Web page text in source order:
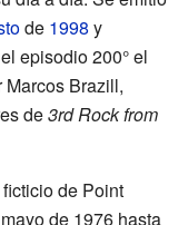
de 1998 y
episodio 200° el
Marcos Brazill,
de3rd Rock from
de Point
de 1976 hasta